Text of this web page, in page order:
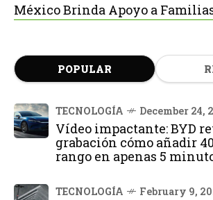
México Brinda Apoyo a
POPULAR
TECNOLOGÍA December 24,
Vídeo impactante: BYD
grabación cómo añadir
rango en apenas 5
TECNOLOGÍA February 9,